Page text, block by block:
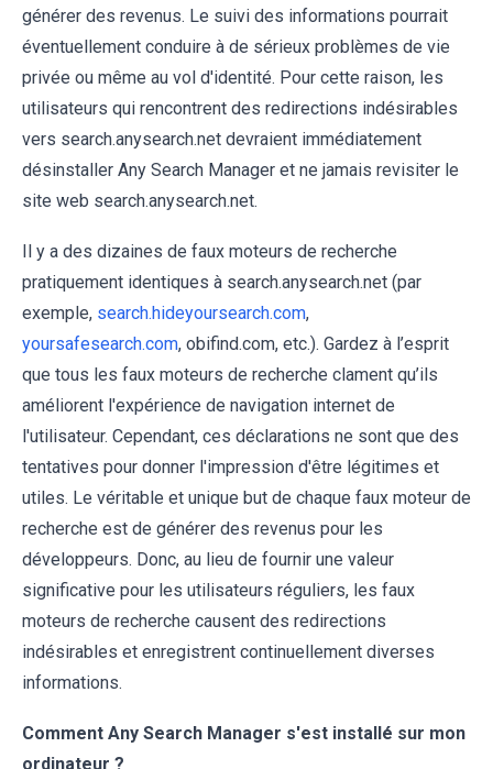
générer des revenus. Le suivi des informations pourrait
éventuellement conduire à de sérieux problèmes de vie
privée ou même au vol d'identité. Pour cette raison, les
utilisateurs qui rencontrent des redirections indésirables
vers search.anysearch.net devraient immédiatement
désinstaller Any Search Manager et ne jamais revisiter le
site web search.anysearch.net.
Il y a des dizaines de faux moteurs de recherche
pratiquement identiques à search.anysearch.net (par
exemple, search.hideyoursearch.com,
yoursafesearch.com, obifind.com, etc.). Gardez à l’esprit
que tous les faux moteurs de recherche clament qu’ils
améliorent l'expérience de navigation internet de
l'utilisateur. Cependant, ces déclarations ne sont que des
tentatives pour donner l'impression d'être légitimes et
utiles. Le véritable et unique but de chaque faux moteur de
recherche est de générer des revenus pour les
développeurs. Donc, au lieu de fournir une valeur
significative pour les utilisateurs réguliers, les faux
moteurs de recherche causent des redirections
indésirables et enregistrent continuellement diverses
informations.
Comment Any Search Manager s'est installé sur mon
ordinateur ?